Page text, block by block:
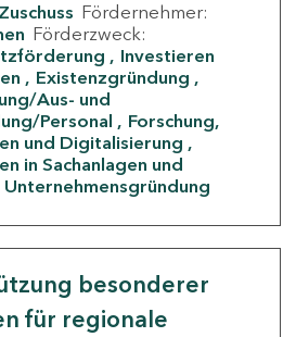
Zuschuss Fördernehmer:
Förderzweck:
Investieren
Existenzgründung
Aus- und
Personal
Forschung,
und Digitalisierung
in Sachanlagen und
Unternehmensgründung
besonderer
für regionale